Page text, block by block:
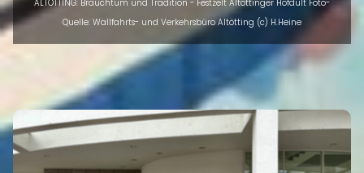
ALTÖTTING: Brauchtum und Tradition - Festzelt Altöttinger Hofdult Foto-
Quelle: Wallfahrts- und Verkehrsbüro Altötting (c) H.Heine
Eigenen Event kostenlos erstellen >